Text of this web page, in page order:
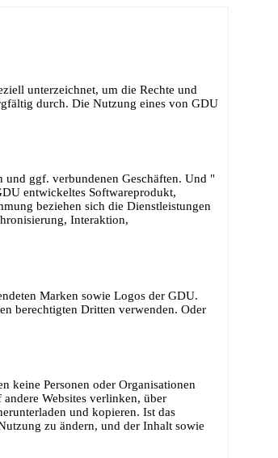
unterzeichnet, um die Rechte und
durch. Die Nutzung eines von GDU
ggf. verbundenen Geschäften. Und "
entwickeltes Softwareprodukt,
beziehen sich die Dienstleistungen
Interaktion,
Marken sowie Logos der GDU.
berechtigten Dritten verwenden. Oder
keine Personen oder Organisationen
Websites verlinken, über
und kopieren. Ist das
zu ändern, und der Inhalt sowie